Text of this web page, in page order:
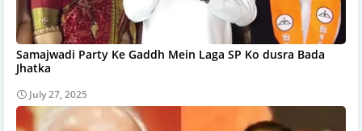
Samajwadi Party Ke Gaddh Mein Laga SP Ko dusra Bada
Jhatka
July 27, 2025